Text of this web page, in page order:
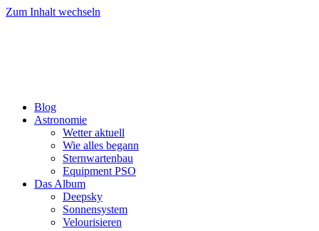
Zum Inhalt wechseln
Blog
Astronomie
Wetter aktuell
Wie alles begann
Sternwartenbau
Equipment PSO
Das Album
Deepsky
Sonnensystem
Velourisieren